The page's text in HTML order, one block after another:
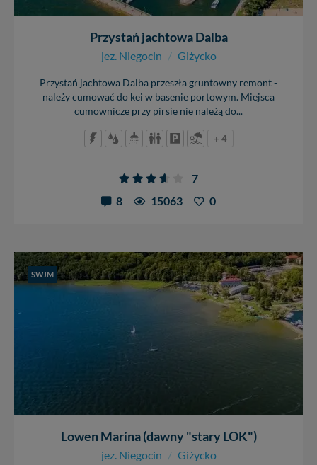
Przystań jachtowa Dalba
jez. Niegocin / Giżycko
Przystań jachtowa Dalba przeszła gruntowny remont -
należy cumować do kei w basenie portowym. Miejsca
cumownicze przy pirsie nie należą do...
+ 4
7
8
15063 0
SWJM
Lowen Marina (dawny "stary LOK")
jez. Niegocin / Giżycko